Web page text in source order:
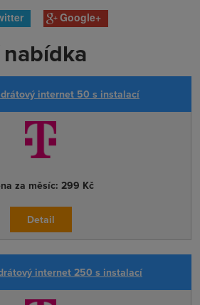
Google+
internet 50 s instalací
za měsíc: 299 Kč
Detail
internet 250 s instalací